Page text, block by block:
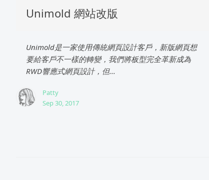
Unimold 網站改版
Unimold是一家使用傳統網頁設計客戶，新版網頁想
要給客戶不一樣的轉變，我們將板型完全革新成為
RWD響應式網頁設計，但...
Patty
Sep 30, 2017